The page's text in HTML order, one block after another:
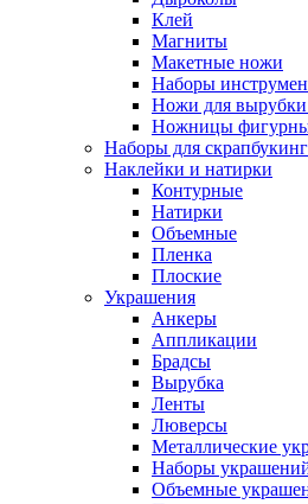
Клей
Магниты
Макетные ножи
Наборы
Ножи для
Ножницы
Наборы для
Наклейки и натирки
Контурные
Натирки
Объемные
Пленка
Плоские
Украшения
Анкеры
Аппликации
Брадсы
Вырубка
Ленты
Люверсы
Металлические
Наборы
Объемные